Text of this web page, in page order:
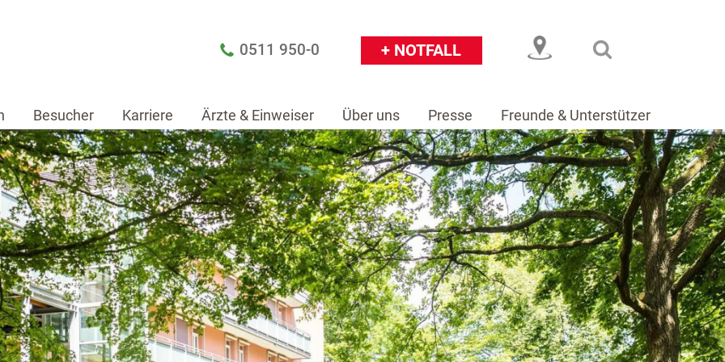
0511 950-0 + NOTFALL
Besucher Karriere Ärzte & Einweiser Über uns Presse Freunde & Unterstützer
Patienten Besucher Karriere Ärzte & Einweiser Über uns Presse Freunde & Unterstützer